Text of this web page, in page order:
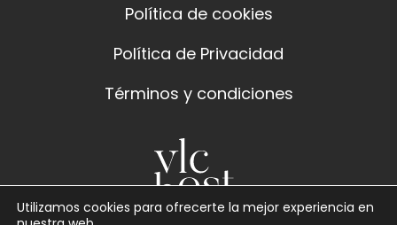
Política de cookies
Política de Privacidad
Términos y condiciones
Utilizamos cookies para ofrecerte la mejor experiencia en